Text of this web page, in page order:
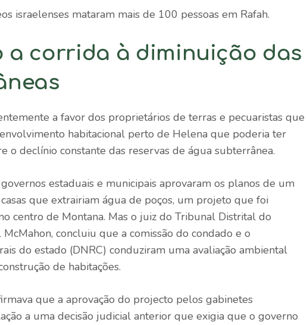
israelenses mataram mais de 100 pessoas em Rafah.
a corrida à diminuição das
a favor dos proprietários de terras e pecuaristas que
habitacional perto de Helena que poderia ter
o declínio constante das reservas de água subterrânea.
estaduais e municipais aprovaram os planos de um
que extrairiam água de poços, um projeto que foi
centro de Montana. Mas o juiz do Tribunal Distrital do
concluiu que a comissão do condado e o
do estado (DNRC) conduziram uma avaliação ambiental
de habitações.
que a aprovação do projecto pelos gabinetes
a uma decisão judicial anterior que exigia que o governo